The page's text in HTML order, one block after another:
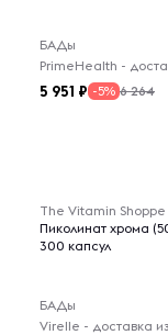
БАДы
5 951 -5% 6 264
The Vitamin Shoppe
Пиколинат хрома
300 капсул
БАДы